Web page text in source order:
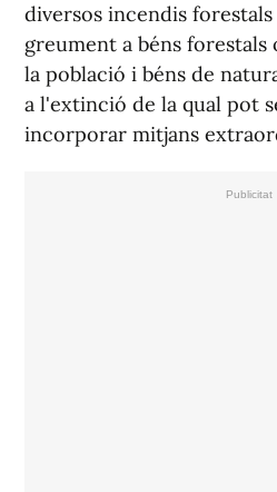
diversos incendis
greument a béns
la població i béns de
a l'extinció de la qual pot
incorporar mitjans